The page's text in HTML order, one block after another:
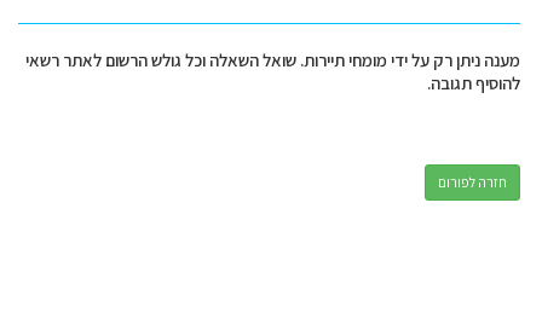
מענה ניתן רק על ידי מומחי תיירות. שואל השאלה וכל גולש הרשום לאתר רשאי
להוסיף תגובה.
חזרה לפורום